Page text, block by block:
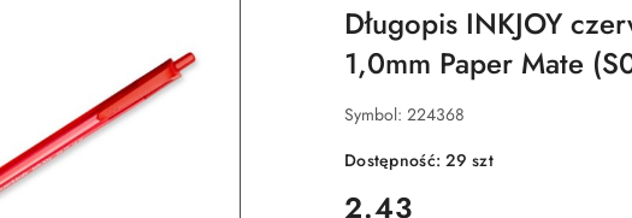
Długopis INKJOY
1,0mm Paper Mate
Symbol: 224368
Dostępność:29szt
cena:
2.43